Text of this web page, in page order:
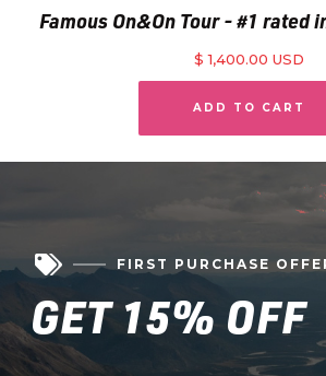
Famous On&On Tour - #1 rated
$ 1,400.00 USD
 FIRST PURCHASE
GET 15% OFF